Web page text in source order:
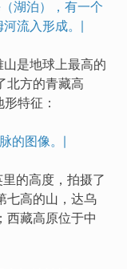
湖泊），有一个
流入形成。|
山是地球上最高的
北方的青藏高
特征：
的图像。|
的高度，拍摄了
七高的山，达乌
西藏高原位于中